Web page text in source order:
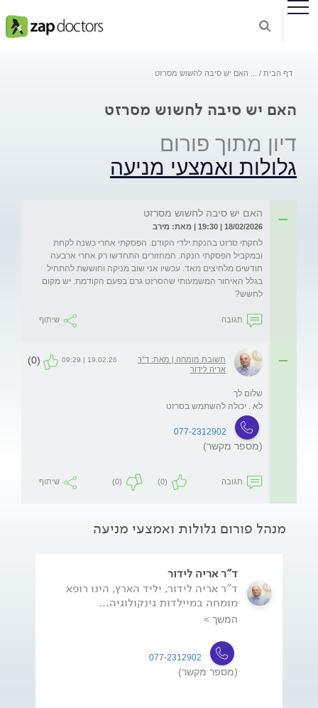
דף הבית האם יש סיבה לחשוש מסרזט
האם יש סיבה לחשוש מסרזט
דיון מתוך פורום
גלולות ואמצעי מניעה
האם יש סיבה לחשוש מסרזט
18/02/2026 | 19:30 | מאת: מירב
לחקתי סרזט בהנקת ילדי הקודם. הפסקתי אחרי כשנה לקחת
ובמקביל הפסקתי הנקה. המחזורים התחדשו רק אחרי ארבעה
חודשים מלחיצים מאד. עכשיו אני שוב מניקה וחוששת להתחיל
בגלל האיחור המשמעותי שהסרזט גרם בפעם הקודמת. יש מקום
לחשש?
תגובה שיתוף
תשובת מומחה | מאת: ד"ר
אריה לידור
19.02.26 | 09:29
(0)
לא . יכולה להשתמש בסרזט
077-2312902
(מספר מקשר)
תגובה (0)
(0) שיתוף
מנהל פורום גלולות ואמצעי מניעה
ד"ר אריה לידור
ד"ר אריה לידור, יליד הארץ, הינו רופא
מומחה במיילדות גינקולוגיה...
המשך >
077-2312902
(מספר מקשר)